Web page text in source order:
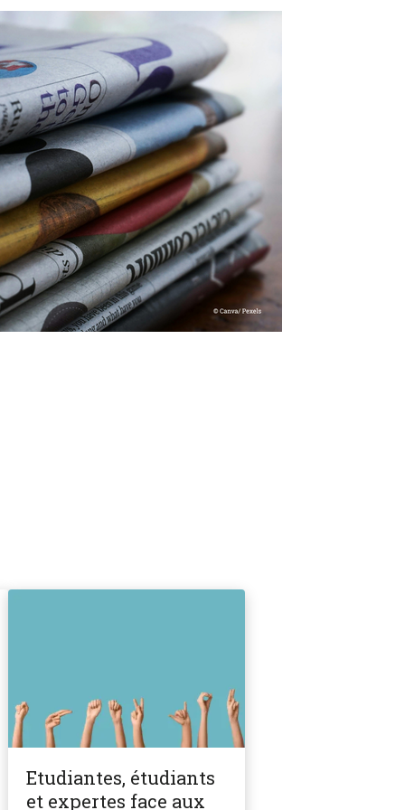
Etudiantes, étudiants
et expertes face aux